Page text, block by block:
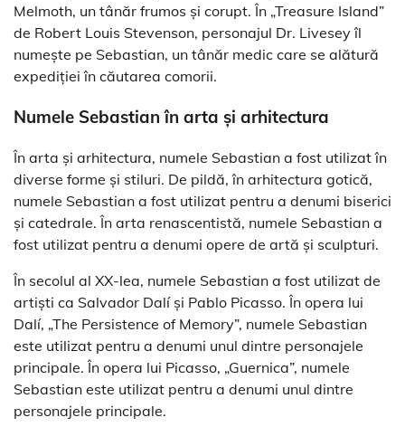
Melmoth, un tânăr frumos și corupt. În „Treasure Island”
de Robert Louis Stevenson, personajul Dr. Livesey îl
numește pe Sebastian, un tânăr medic care se alătură
expediției în căutarea comorii.
Numele Sebastian în arta și arhitectura
În arta și arhitectura, numele Sebastian a fost utilizat în
diverse forme și stiluri. De pildă, în arhitectura gotică,
numele Sebastian a fost utilizat pentru a denumi biserici
și catedrale. În arta renascentistă, numele Sebastian a
fost utilizat pentru a denumi opere de artă și sculpturi.
În secolul al XX-lea, numele Sebastian a fost utilizat de
artiști ca Salvador Dalí și Pablo Picasso. În opera lui
Dalí, „The Persistence of Memory”, numele Sebastian
este utilizat pentru a denumi unul dintre personajele
principale. În opera lui Picasso, „Guernica”, numele
Sebastian este utilizat pentru a denumi unul dintre
personajele principale.